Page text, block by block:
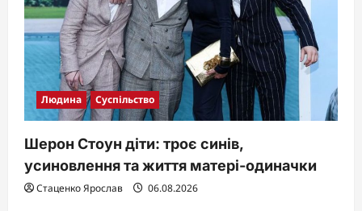
Людина Суспільство
Шерон Стоун діти: троє синів,
усиновлення та життя матері-одиначки
Стаценко Ярослав 06.08.2026